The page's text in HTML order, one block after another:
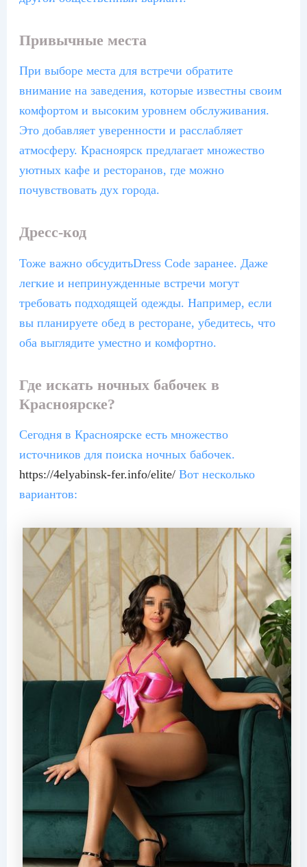
Привычные места
При выборе места для встречи обратите
внимание на заведения, которые известны своим
комфортом и высоким уровнем обслуживания.
Это добавляет уверенности и расслабляет
атмосферу. Красноярск предлагает множество
уютных кафе и ресторанов, где можно
почувствовать дух города.
Дресс-код
Тоже важно обсудитьDress Code заранее. Даже
легкие и непринужденные встречи могут
требовать подходящей одежды. Например, если
вы планируете обед в ресторане, убедитесь, что
оба выглядите уместно и комфортно.
Где искать ночных бабочек в
Красноярске?
Сегодня в Красноярске есть множество
источников для поиска ночных бабочек.
https://4elyabinsk-fer.info/elite/Вот несколько
вариантов: